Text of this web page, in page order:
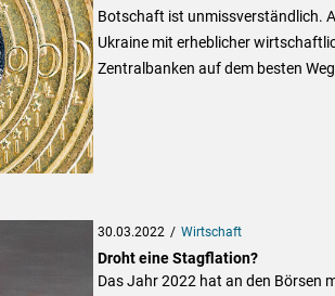
Botschaft ist unmissverständlich.
Ukraine mit erheblicher
Zentralbanken auf dem besten
30.03.2022 Wirtschaft
Droht eine Stagflation?
Das Jahr 2022 hat an den Börsen